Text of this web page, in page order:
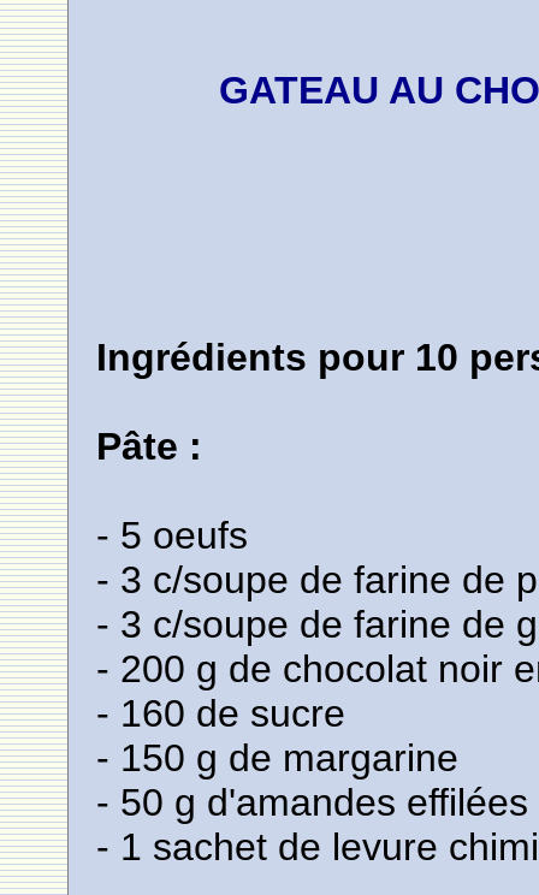
GATEAU AU
Ingrédients pour 10
Pâte :
- 5 oeufs
- 3 c/soupe de farine de
- 3 c/soupe de farine de
- 200 g de chocolat noir
- 160 de sucre
- 150 g de margarine
- 50 g d'amandes effilées
- 1 sachet de levure